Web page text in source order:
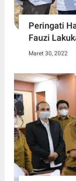
Peringati
Fauzi
Maret 30, 2022